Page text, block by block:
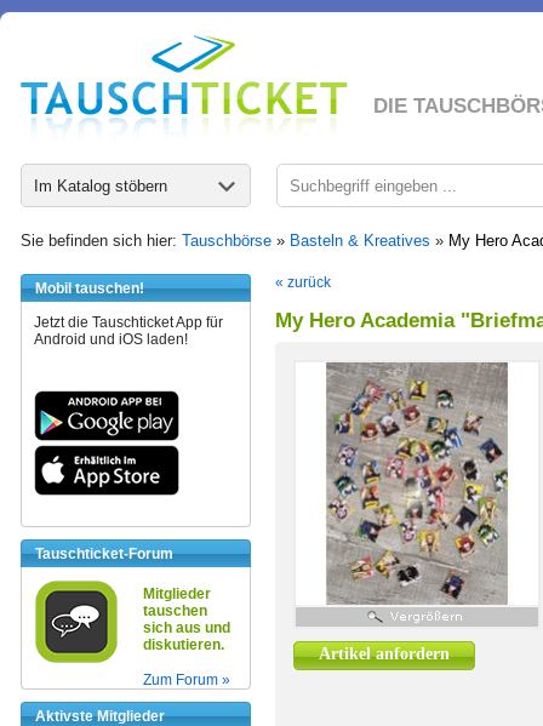
DIE
Im Katalog stöbern
Sie befinden sich hier: Tauschbörse » Basteln & Kreatives » My Hero
Mobil tauschen!
Jetzt die Tauschticket App für
Android und iOS laden!
Tauschticket-Forum
Mitglieder
tauschen
sich aus und
diskutieren.
Zum Forum »
Aktivste Mitglieder
« zurück
My Hero Academia
Artikel anfordern